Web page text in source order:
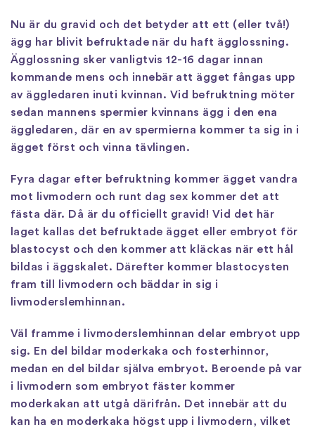
Nu är du gravid och det betyder att ett (eller två!)
ägg har blivit befruktade när du haft ägglossning.
Ägglossning sker vanligtvis 12-16 dagar innan
kommande mens och innebär att ägget fångas upp
av äggledaren inuti kvinnan. Vid befruktning möter
sedan mannens spermier kvinnans ägg i den ena
äggledaren, där en av spermierna kommer ta sig in i
ägget först och vinna tävlingen.
Fyra dagar efter befruktning kommer ägget vandra
mot livmodern och runt dag sex kommer det att
fästa där. Då är du officiellt gravid! Vid det här
laget kallas det befruktade ägget eller embryot för
blastocyst och den kommer att kläckas när ett hål
bildas i äggskalet. Därefter kommer blastocysten
fram till livmodern och bäddar in sig i
livmoderslemhinnan.
Väl framme i livmoderslemhinnan delar embryot upp
sig. En del bildar moderkaka och fosterhinnor,
medan en del bildar själva embryot. Beroende på var
i livmodern som embryot fäster kommer
moderkakan att utgå därifrån. Det innebär att du
kan ha en moderkaka högst upp i livmodern, vilket